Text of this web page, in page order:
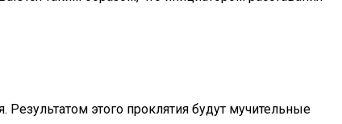
этого проклятия будут мучительные